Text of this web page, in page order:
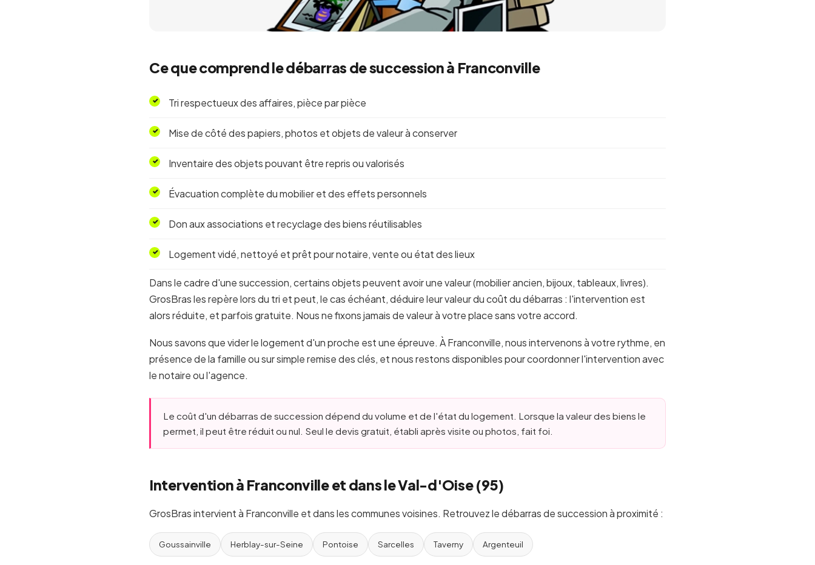
Ce que comprend le débarras de succession à Franconville
Tri respectueux des affaires, pièce par pièce
Mise de côté des papiers, photos et objets de valeur à conserver
Inventaire des objets pouvant être repris ou valorisés
Évacuation complète du mobilier et des effets personnels
Don aux associations et recyclage des biens réutilisables
Logement vidé, nettoyé et prêt pour notaire, vente ou état des lieux
Dans le cadre d'une succession, certains objets peuvent avoir une valeur (mobilier ancien, bijoux, tableaux, livres).
GrosBras les repère lors du tri et peut, le cas échéant, déduire leur valeur du coût du débarras : l'intervention est
alors réduite, et parfois gratuite. Nous ne fixons jamais de valeur à votre place sans votre accord.
Nous savons que vider le logement d'un proche est une épreuve. À Franconville, nous intervenons à votre rythme, en
présence de la famille ou sur simple remise des clés, et nous restons disponibles pour coordonner l'intervention avec
le notaire ou l'agence.
Le coût d'un débarras de succession dépend du volume et de l'état du logement. Lorsque la valeur des biens le
permet, il peut être réduit ou nul. Seul le devis gratuit, établi après visite ou photos, fait foi.
Intervention à Franconville et dans le Val-d'Oise (95)
GrosBras intervient à Franconville et dans les communes voisines. Retrouvez le débarras de succession à proximité :
Goussainville Herblay-sur-Seine Pontoise Sarcelles Taverny Argenteuil